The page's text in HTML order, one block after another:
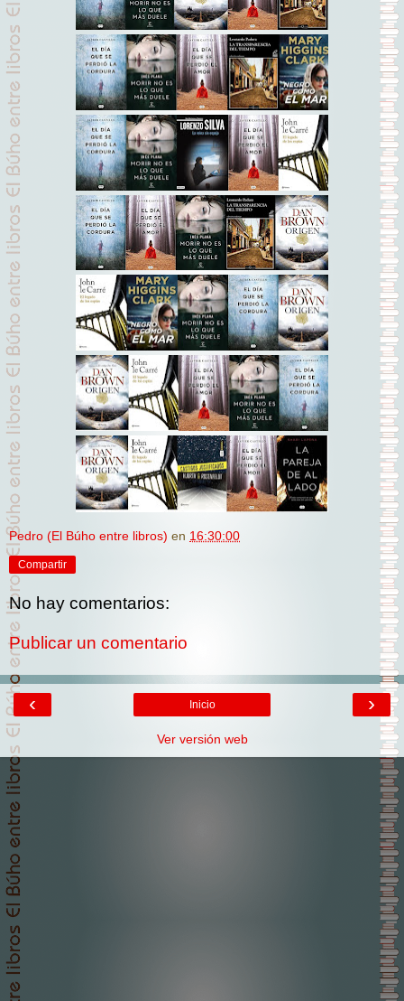
Pedro (El Búho entre libros) en 16:30:00
Compartir
No hay comentarios:
Publicar un comentario
‹ ›
Inicio
Ver versión web